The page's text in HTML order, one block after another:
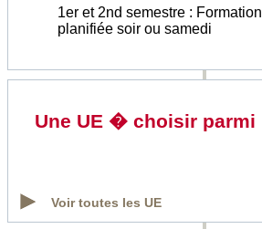
1er et 2nd semestre :
planifiée soir ou samedi
Une UE � choisir parmi
Voir toutes les UE